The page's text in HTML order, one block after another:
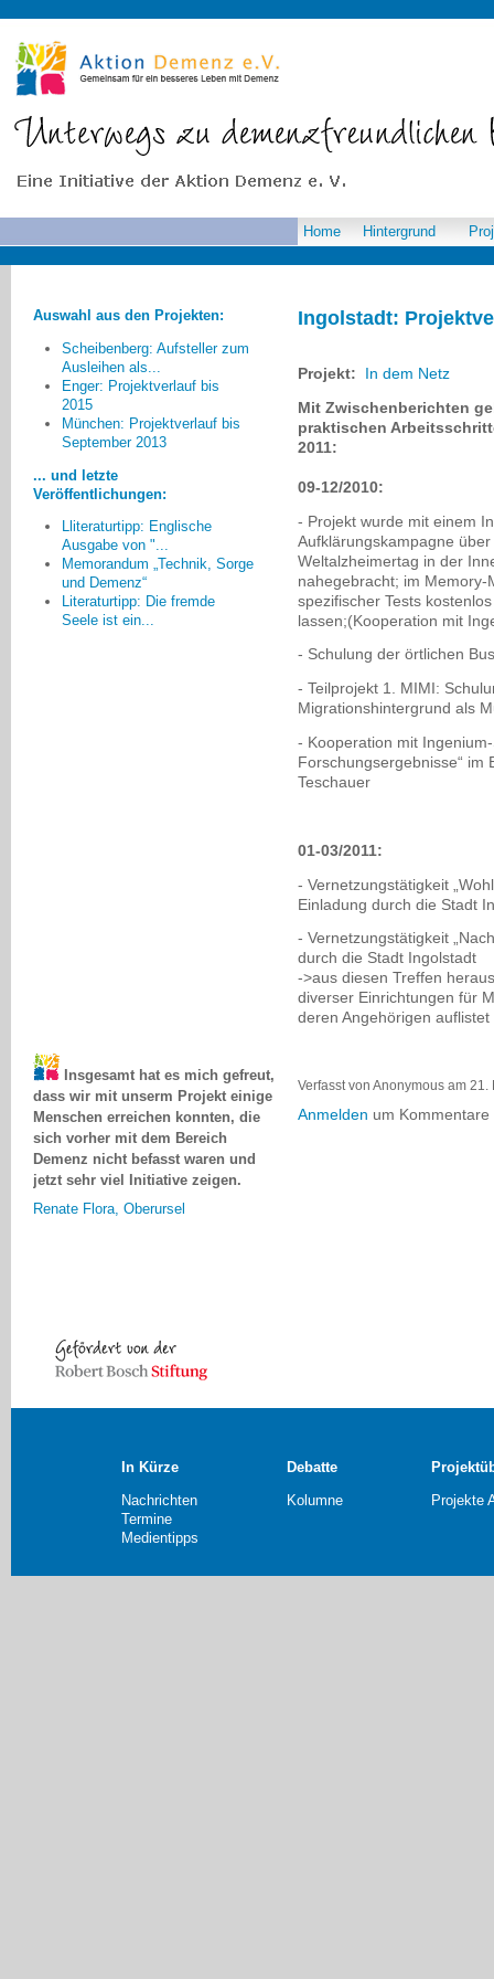
Ingolstadt:
Projekt:
In dem Netz
Mit Zwischenberichten
praktischen
2011:
09-12/2010:
- Projekt wurde mit einem
Aufklärungskampagne
Weltalzheimertag in der
nahegebracht; im
spezifischer Tests
lassen;(Kooperation mit
- Schulung der örtlichen
- Teilprojekt 1. MIMI:
Migrationshintergrund als
- Kooperation mit
Forschungsergebnisse“ im
Teschauer
01-03/2011:
- Vernetzungstätigkeit
Einladung durch die Stadt
- Vernetzungstätigkeit
durch die Stadt Ingolstadt
->aus diesen Treffen
diverser Einrichtungen für
deren Angehörigen auflistet
Verfasst von Anonymous am
Anmelden um
Home Hintergrund
Auswahl aus den Projekten:
Scheibenberg: Aufsteller zum
Ausleihen als...
Enger: Projektverlauf bis
2015
München: Projektverlauf bis
September 2013
... und letzte
Veröffentlichungen:
Lliteraturtipp: Englische
Ausgabe von "...
Memorandum „Technik, Sorge
und Demenz“
Literaturtipp: Die fremde
Seele ist ein...
Letztendlich – so wurde uns in
vielen Gesprächen deutlich – wäre
eine altersgerechtere bzw.
menschenfreundlichere
Gemeinschaft.
Sybille Vogl, Frankfurt
dass wir mit unserm Projekt einige
Menschen erreichen konnten, die
sich vorher mit dem Bereich
Demenz nicht befasst waren und
jetzt sehr viel Initiative zeigen.
Renate Flora, Oberursel
In Kürze
Nachrichten
Termine
Medientipps
Debatte
Kolumne
Projekte